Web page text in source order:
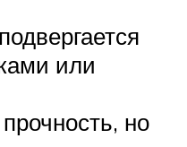
или
но